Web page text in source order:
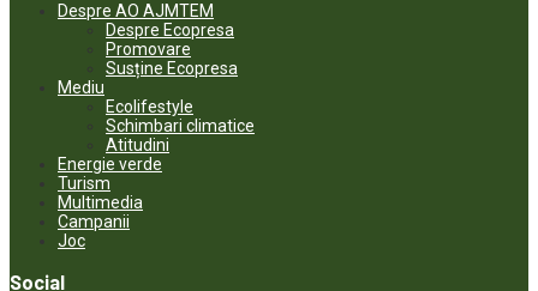
Despre AO AJMTEM
Despre Ecopresa
Promovare
Susține Ecopresa
Mediu
Ecolifestyle
Schimbari climatice
Atitudini
Energie verde
Turism
Multimedia
Campanii
Joc
Social